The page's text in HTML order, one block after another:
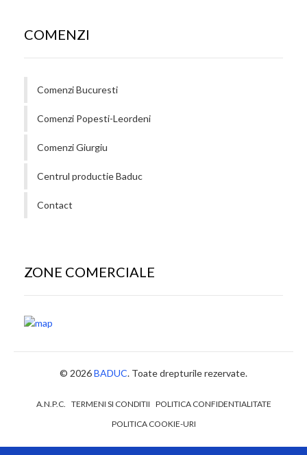
COMENZI
Comenzi Bucuresti
Comenzi Popesti-Leordeni
Comenzi Giurgiu
Centrul productie Baduc
Contact
ZONE COMERCIALE
© 2026BADUC. Toate drepturile rezervate.
A.N.P.C. TERMENI SI CONDITII POLITICA CONFIDENTIALITATE
POLITICA COOKIE-URI